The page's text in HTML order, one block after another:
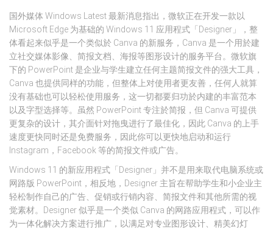
国外媒体 Windows Latest 最新消息指出，微软正在开发一款以
Microsoft Edge 为基础的 Windows 11 应用程式「Designer」，整
体看起来似乎是一个类似於 Canva 的新服务，Canva 是一个用於建
立社交媒体影像、简报文档、海报等图形设计的服务平台。微软旗
下的 PowerPoint 是企业与学生建立任何主题简报文件的强大工具，
Canva 也提供同样的功能，但整体上对使用者更友善，任何人就算
没有基础也可以轻松使用服务，这一切都要归功於内建的丰富范本
以及字型选择等。虽然 PowerPoint 专注於简报，但 Canva 可提供
更复杂的设计，其介面针对拖曳进行了最佳化，因此 Canva 的上手
速度更快同时还是免费服务，因此你可以更快地启动和运行
Instagram，Facebook 等的简报文件或广告。
Windows 11 的新应用程式「Designer」并不是用来取代电脑系统或
网路版 PowerPoint，相反地，Designer 主旨在帮助学生和小企业主
轻松制作自己的广告、促销或行销内容、简报文件和其他所需的视
觉素材。Designer 似乎是一个类似 Canva 的网路应用程式，可以作
为一体化解决方案进行推广，以满足对专业图形设计、精美幻灯